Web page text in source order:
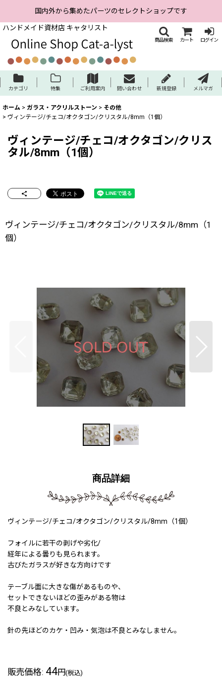
国内外から集めたパーツのセレクトショップです
ハンドメイド資材店 キャタリスト
商品検索 カート ログイン
カテゴリ 特集 ご利用案内 問い合わせ 新規登録 メルマガ
ホーム > ガラス・アクリルストーン > その他
> ヴィンテージ/チェコ/オクタゴン/クリスタル/8mm（1個）
ヴィンテージ/チェコ/オクタゴン/クリス
タル/8mm（1個）
ヴィンテージ/チェコ/オクタゴン/クリスタル/8mm（1
個）
商品詳細
ヴィンテージ/チェコ/オクタゴン/クリスタル/8mm（1個）
フォイルに若干の剥げや劣化/
経年による曇りも見られます。
古びたガラスが好きな方向けです
テーブル面に大きな傷があるものや、
セットできないほどの歪みがある物は
不良とみなしています。
針の先ほどのカケ・凹み・気泡は不良とみなしません。
販売価格: 44円(税込)